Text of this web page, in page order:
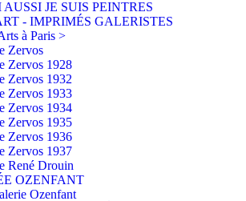
JE SUIS PEINTRES
- IMPRIMÉS GALERISTES
à Paris >
Zervos
Zervos 1928
Zervos 1932
Zervos 1933
Zervos 1934
Zervos 1935
Zervos 1936
Zervos 1937
René Drouin
OZENFANT
Ozenfant